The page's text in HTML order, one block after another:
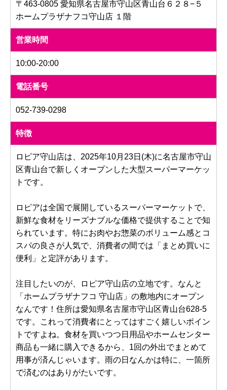
〒463-0805 愛知県名古屋市守山区青山台６２８−５
ホームプラザナフコ守山店 １階
営業時間
10:00-20:00
電話番号
052-739-0298
特徴
ロピア守山店は、2025年10月23日(木)に名古屋市守山
区青山台で新しくオープンした大型スーパーマーケッ
トです。
ロピアは全国で展開しているスーパーマーケットで、
新鮮な食材をリーズナブルな価格で提供することで知
られています。特にお肉やお惣菜のボリューム感とコ
スパの良さが人気で、消費者の間では「まとめ買いに
便利」と定評があります。
注目したいのが、ロピア守山店の立地です。なんと
「ホームプラザナフコ 守山店」の敷地内にオープン
なんです！住所は愛知県名古屋市守山区青山台628-5
です。これって消費者にとってはすごく嬉しいポイン
トですよね。食材を買いつつ日用品やホームセンター
商品も一緒に購入できるから、1回の外出でまとめて
用事が済んじゃいます。雨の日なんかは特に、一箇所
で済むのはありがたいです。